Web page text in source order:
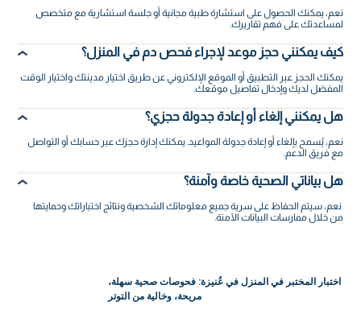
نعم، يمكنك الحصول على استشارة طبية مجانية أو جلسة استشارية مع متخصص
لمساعدتك على فهم تقاريرك.
كيف يمكنني حجز موعد لإجراء فحص دم في المنزل؟
يمكنك الحجز عبر التطبيق أو الموقع الإلكتروني عن طريق اختيار مدينتك واختيار الوقت
المفضل لديك وإدخال تفاصيل موقعك.
هل يمكنني إلغاء أو إعادة جدولة حجزي؟
نعم، يُسمح بإلغاء أو إعادة جدولة المواعيد. يمكنك إدارة حجزك عبر حسابك أو التواصل
مع فريق الدعم.
هل بياناتي الصحية خاصة وآمنة؟
نعم، سيتم الحفاظ على سرية جميع معلوماتك الشخصية ونتائج اختباراتك وحمايتها
من خلال ممارسات البيانات الآمنة.
اختبار المختبر في المنزل في عُنيزة: فحوصات صحية سهلة،
مريحة، وخالية من التوتر